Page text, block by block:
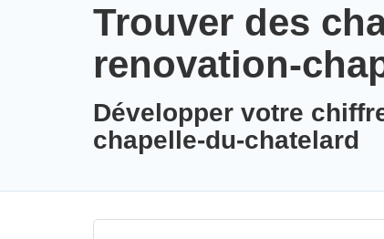
Trouver des
renovation-
Développer votre
chapelle-du-chatelard